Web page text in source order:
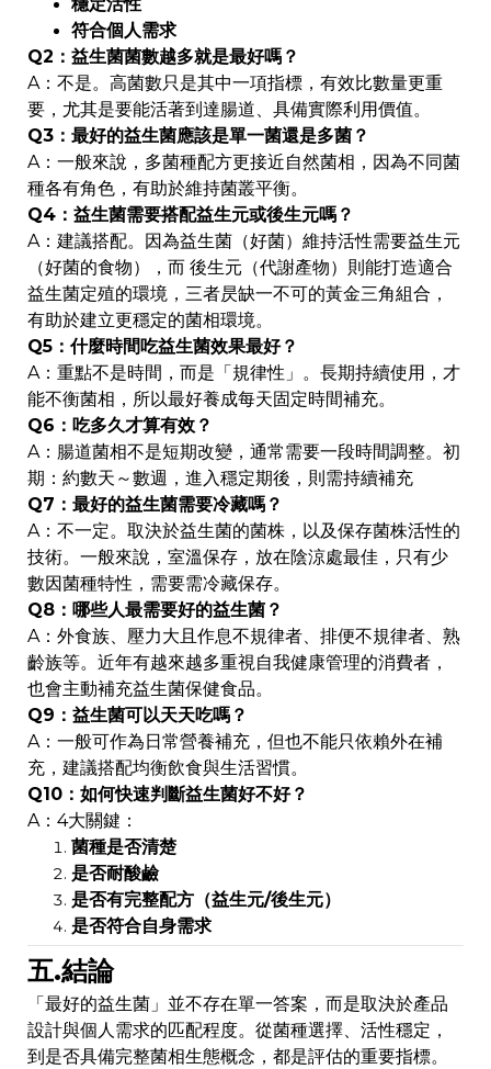
符合個人需求
Q2：益生菌菌數越多就是最好嗎？
A：不是。高菌數只是其中一項指標，有效比數量更重
要，尤其是要能活著到達腸道、具備實際利用價值。
Q3：最好的益生菌應該是單一菌還是多菌？
A：一般來說，多菌種配方更接近自然菌相，因為不同菌
種各有角色，有助於維持菌叢平衡。
Q4：益生菌需要搭配益生元或後生元嗎？
A：建議搭配。因為益生菌（好菌）維持活性需要益生元
（好菌的食物），而 後生元（代謝產物）則能打造適合
益生菌定殖的環境，三者昃缺一不可的黃金三角組合，
有助於建立更穩定的菌相環境。
Q5：什麼時間吃益生菌效果最好？
A：重點不是時間，而是「規律性」。長期持續使用，才
能不衡菌相，所以最好養成每天固定時間補充。
Q6：吃多久才算有效？
A：腸道菌相不是短期改變，通常需要一段時間調整。初
期：約數天～數週，進入穩定期後，則需持續補充
Q7：最好的益生菌需要冷藏嗎？
A：不一定。取決於益生菌的菌株，以及保存菌株活性的
技術。一般來說，室溫保存，放在陰涼處最佳，只有少
數因菌種特性，需要需冷藏保存。
Q8：哪些人最需要好的益生菌？
A：外食族、壓力大且作息不規律者、排便不規律者、熟
齡族等。近年有越來越多重視自我健康管理的消費者，
也會主動補充益生菌保健食品。
Q9：益生菌可以天天吃嗎？
A：一般可作為日常營養補充，但也不能只依賴外在補
充，建議搭配均衡飲食與生活習慣。
Q10：如何快速判斷益生菌好不好？
A：4大關鍵：
菌種是否清楚
是否耐酸鹼
是否有完整配方（益生元/後生元）
是否符合自身需求
五.結論
「最好的益生菌」並不存在單一答案，而是取決於產品
設計與個人需求的匹配程度。從菌種選擇、活性穩定，
到是否具備完整菌相生態概念，都是評估的重要指標。